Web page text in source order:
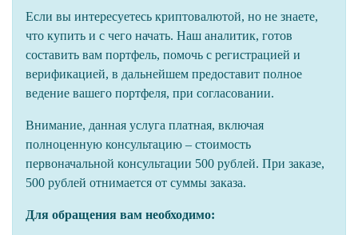
Если вы интересуетесь криптовалютой, но не знаете,
что купить и с чего начать. Наш аналитик, готов
составить вам портфель, помочь с регистрацией и
верификацией, в дальнейшем предоставит полное
ведение вашего портфеля, при согласовании.
Внимание, данная услуга платная, включая
полноценную консультацию – стоимость
первоначальной консультации 500 рублей. При заказе,
500 рублей отнимается от суммы заказа.
Для обращения вам необходимо: